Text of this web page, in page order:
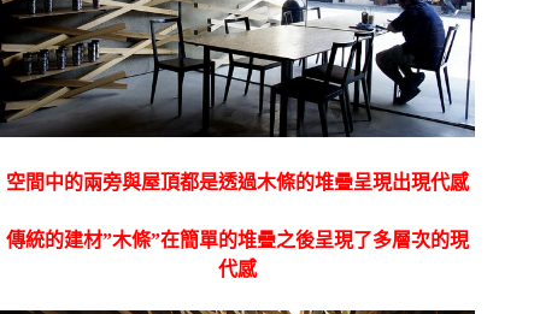
空間中的兩旁與屋頂都是透過木條的堆疊呈現出現代感
傳統的建材”木條”在簡單的堆疊之後呈現了多層次的現
代感